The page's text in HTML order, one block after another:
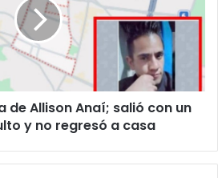
de Allison Anaí; salió con un
y no regresó a casa